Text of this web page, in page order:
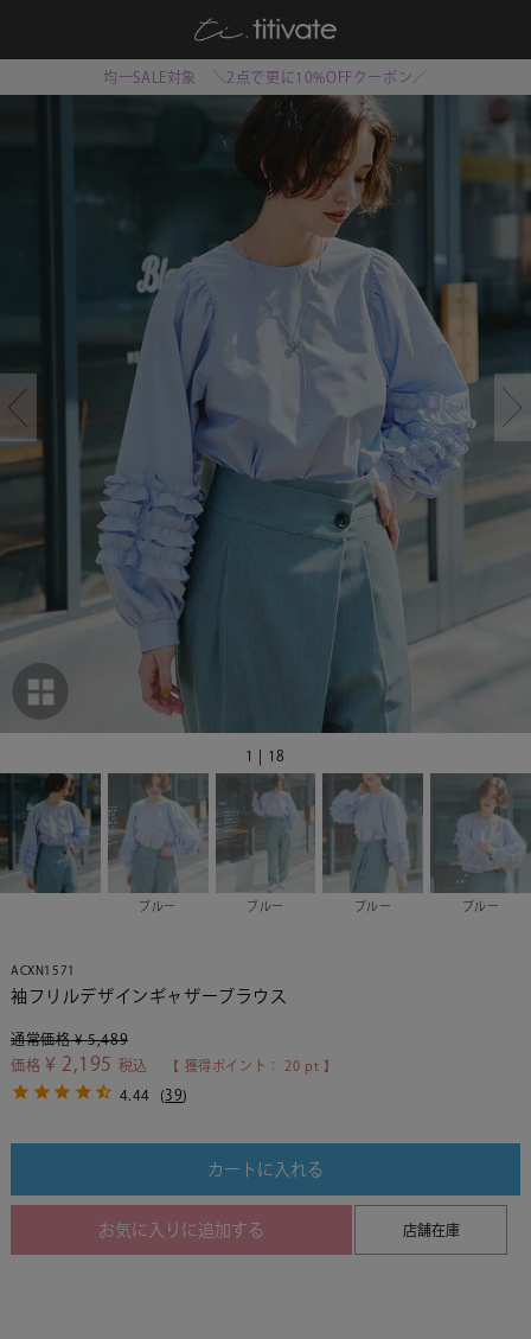
均一SALE対象 ＼2点で更に10%OFFクーポン／
1 | 18
ブルー ブルー ブルー ブルー
ACXN1571
袖フリルデザインギャザーブラウス
通常価格 ¥ 5,489
価格 ¥ 2,195 税込 【 獲得ポイント： 20 pt 】
4.44 (39)
カートに入れる
お気に入りに追加する 店舗在庫